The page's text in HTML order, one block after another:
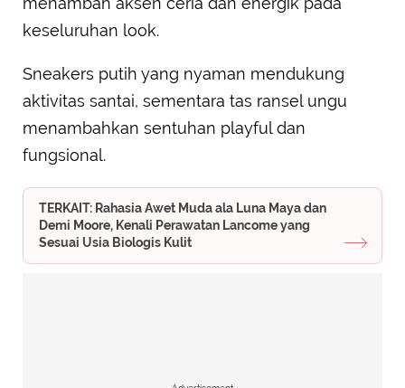
keseluruhan look.
Sneakers putih yang nyaman mendukung
aktivitas santai, sementara tas ransel ungu
menambahkan sentuhan playful dan
fungsional.
TERKAIT: Rahasia Awet Muda ala Luna Maya dan
Demi Moore, Kenali Perawatan Lancome yang
Sesuai Usia Biologis Kulit